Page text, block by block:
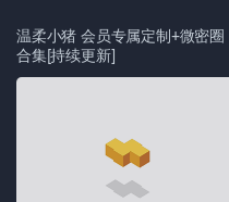
温柔小猪 会员专属定制+微密圈
合集[持续更新]